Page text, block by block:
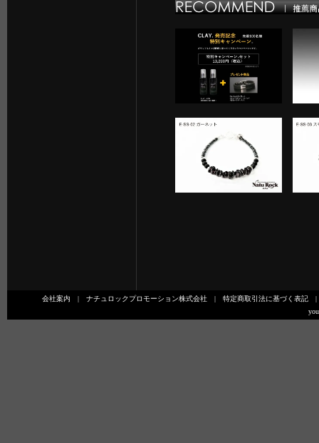
会社案内 ナチュロックプロモーション株式会社 特定商取引法に基づく表記